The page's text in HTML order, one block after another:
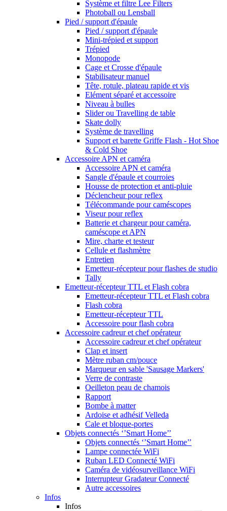
Système et filtre Lee Filters
Photoball ou Lensball
Pied / support d'épaule
Pied / support d'épaule
Mini-trépied et support
Trépied
Monopode
Cage et Crosse d'épaule
Stabilisateur manuel
Tête, rotule, plateau rapide et vis
Elément séparé et accessoire
Niveau à bulles
Slider ou Travelling de table
Skate dolly
Système de travelling
Support et barette Griffe Flash - Hot Shoe
& Cold Shoe
Accessoire APN et caméra
Accessoire APN et caméra
Sangle d'épaule et courroies
Housse de protection et anti-pluie
Déclencheur pour reflex
Télécommande pour caméscopes
Viseur pour reflex
Batterie et chargeur pour caméra,
caméscope et APN
Mire, charte et testeur
Cellule et flashmètre
Entretien
Emetteur-récepteur pour flashes de studio
Tally
Emetteur-récepteur TTL et Flash cobra
Emetteur-récepteur TTL et Flash cobra
Flash cobra
Emetteur-récepteur TTL
Accessoire pour flash cobra
Accessoire cadreur et chef opérateur
Accessoire cadreur et chef opérateur
Clap et insert
Mètre ruban cm/pouce
Marqueur en sable 'Sausage Markers'
Verre de contraste
Oeilleton peau de chamois
Rapport
Bombe à matter
Ardoise et adhésif Velleda
Cale et bloque-portes
Objets connectés ‘’Smart Home’’
Objets connectés ‘’Smart Home’’
Lampe connectée WiFi
Ruban LED Connecté WiFi
Caméra de vidéosurveillance WiFi
Interrupteur Gradateur Connecté
Autre accessoires
Infos
Infos